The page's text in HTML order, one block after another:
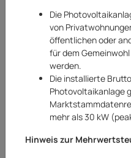
Die
von
öffentlichen oder
für dem
werden.
Die installierte
Photovoltaikanlage
mehr als 30 kW
Hinweis zur